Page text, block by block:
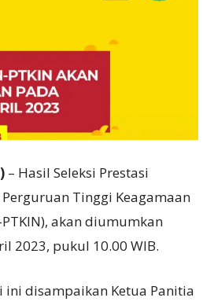
– Hasil Seleksi Prestasi
Tinggi Keagamaan
akan diumumkan
2023, pukul 10.00 WIB.
ini disampaikan Ketua Panitia